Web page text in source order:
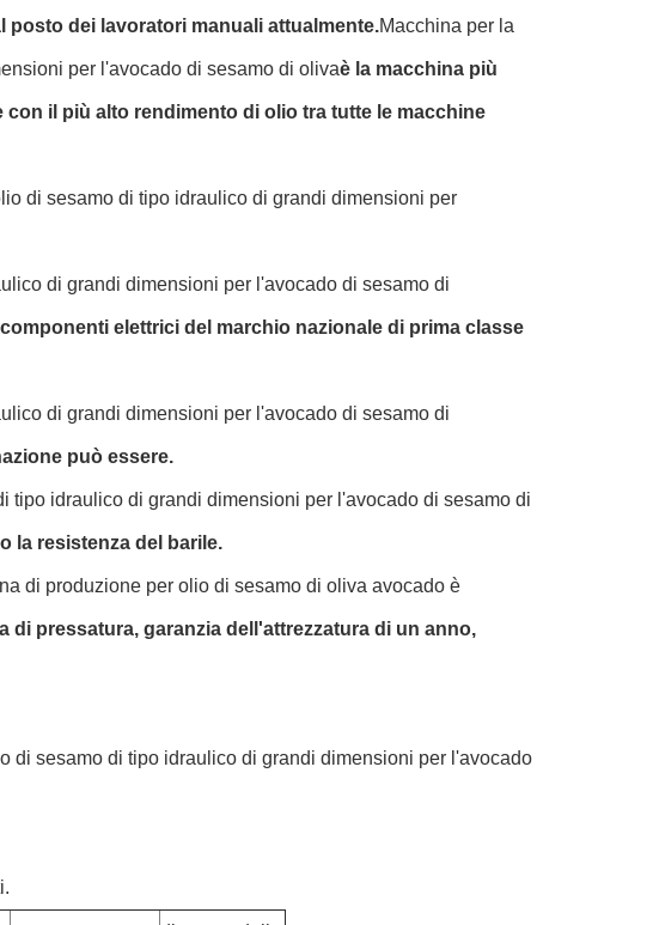
posto dei lavoratori manuali attualmente.Macchina per la
per l'avocado di sesamo di olivaè la macchina più
il più alto rendimento di olio tra tutte le macchine
di sesamo di tipo idraulico di grandi dimensioni per
di grandi dimensioni per l'avocado di sesamo di
elettrici del marchio nazionale di prima classe
di grandi dimensioni per l'avocado di sesamo di
può essere.
tipo idraulico di grandi dimensioni per l'avocado di sesamo di
la resistenza del barile.
di produzione per olio di sesamo di oliva avocado è
pressatura, garanzia dell'attrezzatura di un anno,
di sesamo di tipo idraulico di grandi dimensioni per l'avocado
.